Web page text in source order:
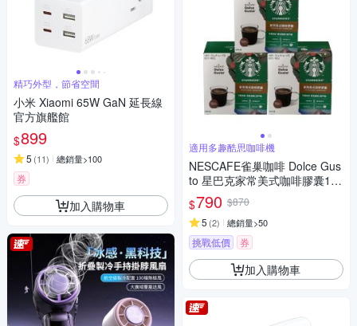
精巧外型，節省空間
小米 Xiaomi 65W GaN 延長線
官方旗艦館
$899
5 (11) 總銷量>100
券
加入購物車
適用多趣酷思咖啡機
NESCAFE雀巢咖啡 Dolce Gus
to 星巴克家常美式咖啡膠囊12
顆x3盒
$790 $870
5 (2) 總銷量>50
挑戰低價 券
加入購物車